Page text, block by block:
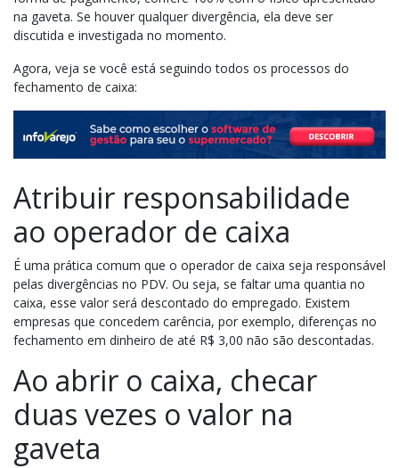
na gaveta. Se houver qualquer divergência, ela deve ser
discutida e investigada no momento.
Agora, veja se você está seguindo todos os processos do
fechamento de caixa:
Atribuir responsabilidade
ao operador de caixa
É uma prática comum que o operador de caixa seja responsável
pelas divergências no PDV. Ou seja, se faltar uma quantia no
caixa, esse valor será descontado do empregado. Existem
empresas que concedem carência, por exemplo, diferenças no
fechamento em dinheiro de até R$ 3,00 não são descontadas.
Ao abrir o caixa, checar
duas vezes o valor na
gaveta